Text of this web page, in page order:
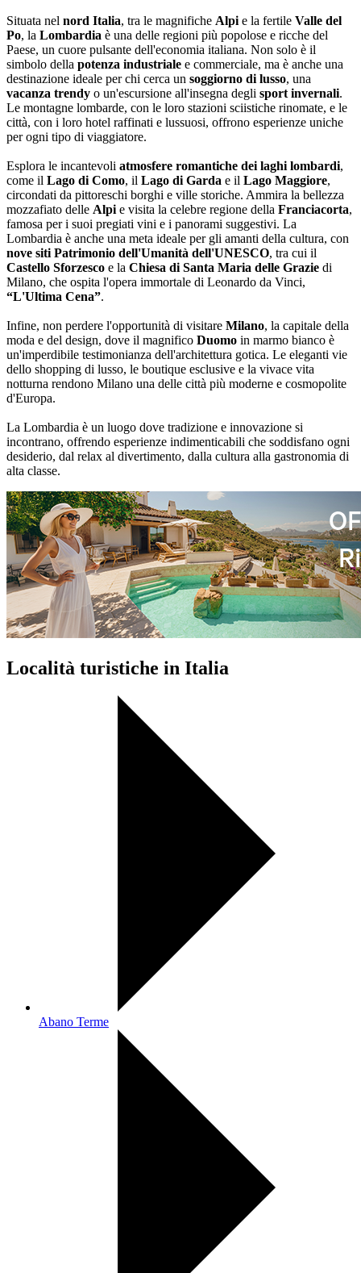
Situata nel nord Italia, tra le magnifiche Alpi e la fertile Valle del
Po, la Lombardia è una delle regioni più popolose e ricche del
Paese, un cuore pulsante dell'economia italiana. Non solo è il
simbolo della potenza industriale e commerciale, ma è anche una
destinazione ideale per chi cerca un soggiorno di lusso, una
vacanza trendy o un'escursione all'insegna degli sport invernali.
Le montagne lombarde, con le loro stazioni sciistiche rinomate, e le
città, con i loro hotel raffinati e lussuosi, offrono esperienze uniche
per ogni tipo di viaggiatore.
Esplora le incantevoli atmosfere romantiche dei laghi lombardi,
come il Lago di Como, il Lago di Garda e il Lago Maggiore,
circondati da pittoreschi borghi e ville storiche. Ammira la bellezza
mozzafiato delle Alpi e visita la celebre regione della Franciacorta,
famosa per i suoi pregiati vini e i panorami suggestivi. La
Lombardia è anche una meta ideale per gli amanti della cultura, con
nove siti Patrimonio dell'Umanità dell'UNESCO, tra cui il
Castello Sforzesco e la Chiesa di Santa Maria delle Grazie di
Milano, che ospita l'opera immortale di Leonardo da Vinci,
“L'Ultima Cena”.
Infine, non perdere l'opportunità di visitare Milano, la capitale della
moda e del design, dove il magnifico Duomo in marmo bianco è
un'imperdibile testimonianza dell'architettura gotica. Le eleganti vie
dello shopping di lusso, le boutique esclusive e la vivace vita
notturna rendono Milano una delle città più moderne e cosmopolite
d'Europa.
La Lombardia è un luogo dove tradizione e innovazione si
incontrano, offrendo esperienze indimenticabili che soddisfano ogni
desiderio, dal relax al divertimento, dalla cultura alla gastronomia di
alta classe.
Località turistiche in Italia
Abano Terme